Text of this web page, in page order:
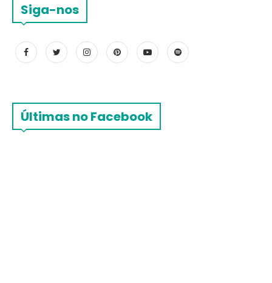
Siga-nos
Últimas no Facebook